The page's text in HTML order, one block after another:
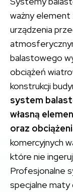
ważny element
urządzenia
balastowego
obciążeń
konstrukcji
system
własną
oraz
komercyjnych
które nie
Profesjonalne
specjalne